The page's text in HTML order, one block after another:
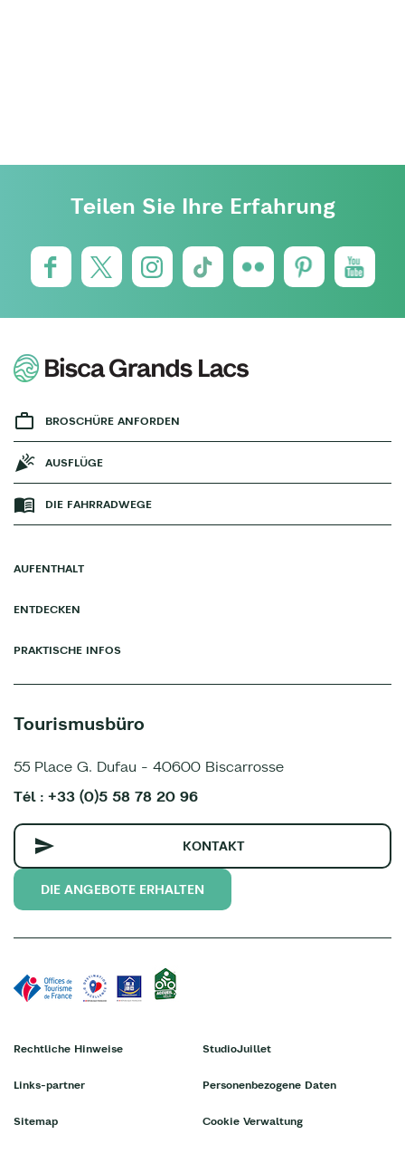
Teilen Sie Ihre Erfahrung
BROSCHÜRE ANFORDEN
AUSFLÜGE
DIE FAHRRADWEGE
AUFENTHALT
ENTDECKEN
PRAKTISCHE INFOS
Tourismusbüro
55 Place G. Dufau - 40600 Biscarrosse
Tél : +33 (0)5 58 78 20 96
KONTAKT
DIE ANGEBOTE ERHALTEN
Rechtliche Hinweise
Links-partner
Sitemap
StudioJuillet
Personenbezogene Daten
Cookie Verwaltung